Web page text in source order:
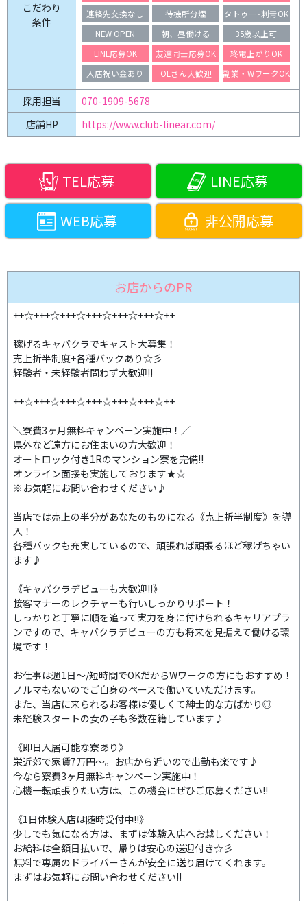
こだわり
条件
連絡先交換なし
待機所分煙
タトゥー･刺青OK
NEW OPEN
朝、昼働ける
35歳以上可
LINE応募OK
友達同士応募OK
終電上がりOK
入店祝い金あり
OLさん大歓迎 副業・WワークOK
採用担当
070-1909-5678
店舗HP
https://www.club-linear.com/
TEL応募
LINE応募
WEB応募
非公開応募
お店からのPR
++☆+++☆+++☆+++☆+++☆+++☆++
稼げるキャバクラでキャスト大募集！
売上折半制度+各種バックあり☆彡
経験者・未経験者問わず大歓迎!!
++☆+++☆+++☆+++☆+++☆+++☆++
＼寮費3ヶ月無料キャンペーン実施中！／
県外など遠方にお住まいの方大歓迎！
オートロック付き1Rのマンション寮を完備!!
オンライン面接も実施しております★☆
※お気軽にお問い合わせください♪
当店では売上の半分があなたのものになる《売上折半制度》を導
入！
各種バックも充実しているので、頑張れば頑張るほど稼げちゃい
ます♪
《キャバクラデビューも大歓迎!!》
接客マナーのレクチャーも行いしっかりサポート！
しっかりと丁寧に順を追って実力を身に付けられるキャリアプラ
ンですので、キャバクラデビューの方も将来を見据えて働ける環
境です！
お仕事は週1日～/短時間でOKだからWワークの方にもおすすめ！
ノルマもないのでご自身のペースで働いていただけます。
また、当店に来られるお客様は優しくて紳士的な方ばかり◎
未経験スタートの女の子も多数在籍しています♪
《即日入居可能な寮あり》
栄近郊で家賃7万円～。お店から近いので出勤も楽です♪
今なら寮費3ヶ月無料キャンペーン実施中！
心機一転頑張りたい方は、この機会にぜひご応募ください!!
《1日体験入店は随時受付中!!》
少しでも気になる方は、まずは体験入店へお越しください！
お給料は全額日払いで、帰りは安心の送迎付き☆彡
無料で専属のドライバーさんが安全に送り届けてくれます。
まずはお気軽にお問い合わせください!!